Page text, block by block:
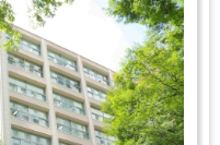
勤務終了時間の相談OK 朝遅め
フルタイム
勤務OK 9時30分出社OK
残業20時間未満
ドリンクサービスあり